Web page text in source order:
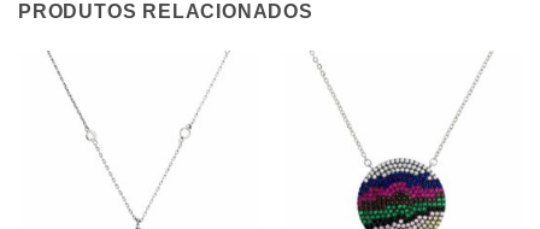
PRODUTOS RELACIONADOS